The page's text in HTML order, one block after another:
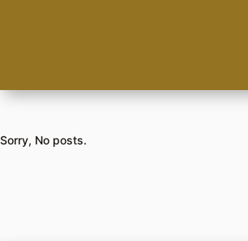
Sorry, No posts.